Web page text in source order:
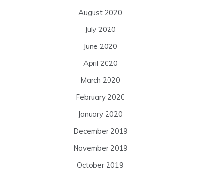
August 2020
July 2020
June 2020
April 2020
March 2020
February 2020
January 2020
December 2019
November 2019
October 2019